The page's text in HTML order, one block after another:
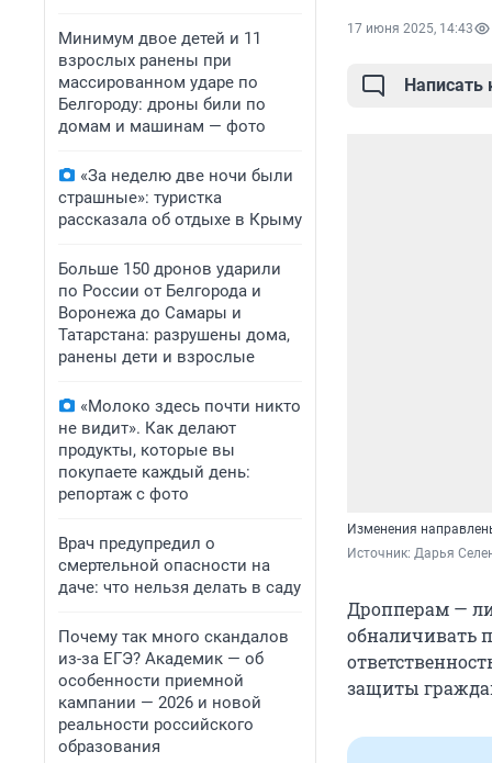
Минимум двое детей и 11
взрослых ранены при
массированном ударе по
Белгороду: дроны били по
домам и машинам — фото
«За неделю две ночи были
страшные»: туристка
рассказала об отдыхе в Крыму
Больше 150 дронов ударили
по России от Белгорода и
Воронежа до Самары и
Татарстана: разрушены дома,
ранены дети и взрослые
«Молоко здесь почти никто
не видит». Как делают
продукты, которые вы
покупаете каждый день:
репортаж с фото
Врач предупредил о
смертельной опасности на
даче: что нельзя делать в саду
Почему так много скандалов
из-за ЕГЭ? Академик — об
особенности приемной
кампании — 2026 и новой
реальности российского
образования
17 июня 2025, 14:43
Написать
Изменения
Источник: Дарья
Дропперам —
обналичивать
защиты